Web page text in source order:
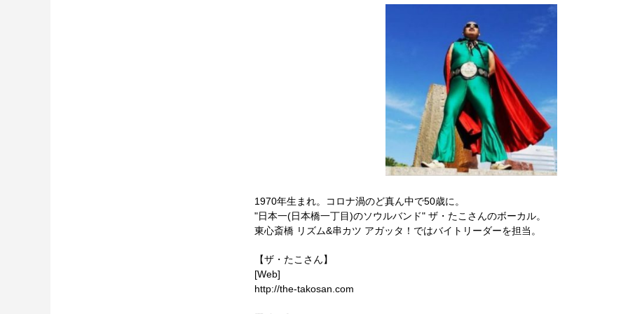
カリブ海へ音ノ旅
トの思考回路 ⑥
ディング
1970年生まれ。コロナ渦のど真ん中で50歳に。
"日本一(日本橋一丁目)のソウルバンド" ザ・たこさんのボーカル。
東心斎橋 リズム&串カツ アガッタ！ではバイトリーダーを担当。
【ザ・たこさん】
[Web]
http://the-takosan.com